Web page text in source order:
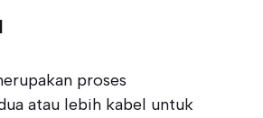
proses
atau lebih kabel untuk